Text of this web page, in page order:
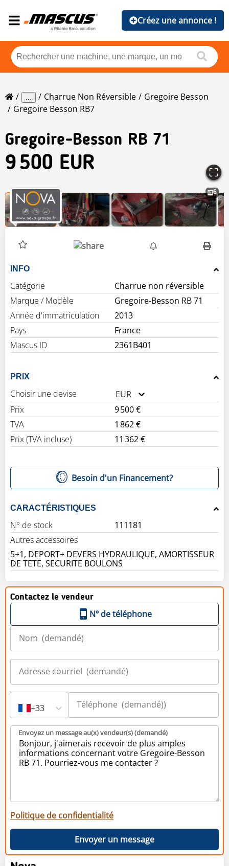
Créez une annonce !
... Charrue Non Réversible
Gregoire Besson
Gregoire Besson RB7
Gregoire-Besson RB 71
9 500 EUR
6
INFO
Catégorie
Charrue non réversible
Marque / Modèle
Gregoire-Besson RB 71
Année d'immatriculation
2013
Pays
France
Mascus ID
2361B401
PRIX
Choisir une devise
EUR
Prix
9 500 €
TVA
1 862 €
Prix (TVA incluse)
11 362 €
Besoin d'un Financement?
CARACTÉRISTIQUES
N° de stock
111181
Autres accessoires
5+1, DEPORT+ DEVERS HYDRAULIQUE, AMORTISSEUR
DE TETE, SECURITE BOULONS
Contactez le vendeur
Nº de téléphone
+33
Envoyez un message au(x) vendeur(s) (demandé)
Politique de confidentialité
Envoyer un message